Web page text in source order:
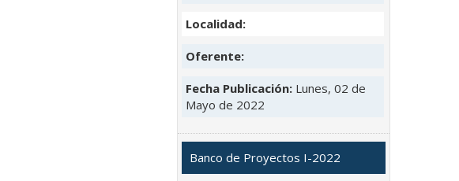
Localidad:
Oferente:
Fecha Publicación: Lunes, 02 de
Mayo de 2022
Banco de Proyectos I-2022